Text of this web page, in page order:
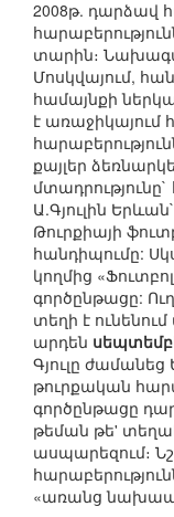
2008թ. դարձավ
տարին։
Մոսկվայում,
համայնքի
է առաջիկայում
քայլեր
Ա.Գյուլին
Թուրքիայի
հանդիպումը:
կողմից
գործընթացը:
տեղի է
արդեն
Գյուլը
թուրքական
գործընթացը
թեման թե'
ասպարեզում։
«առանց